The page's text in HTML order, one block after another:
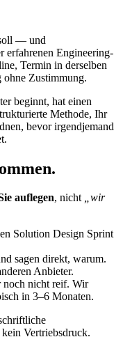
— und
erfahrenen Engineering-
Termin in derselben
Zustimmung.
beginnt, hat einen
Methode, Ihr
bevor irgendjemand
auflegen, nicht „wir
Solution Design Sprint
sagen direkt, warum.
Anbieter.
noch nicht reif. Wir
in 3–6 Monaten.
Vertriebsdruck.